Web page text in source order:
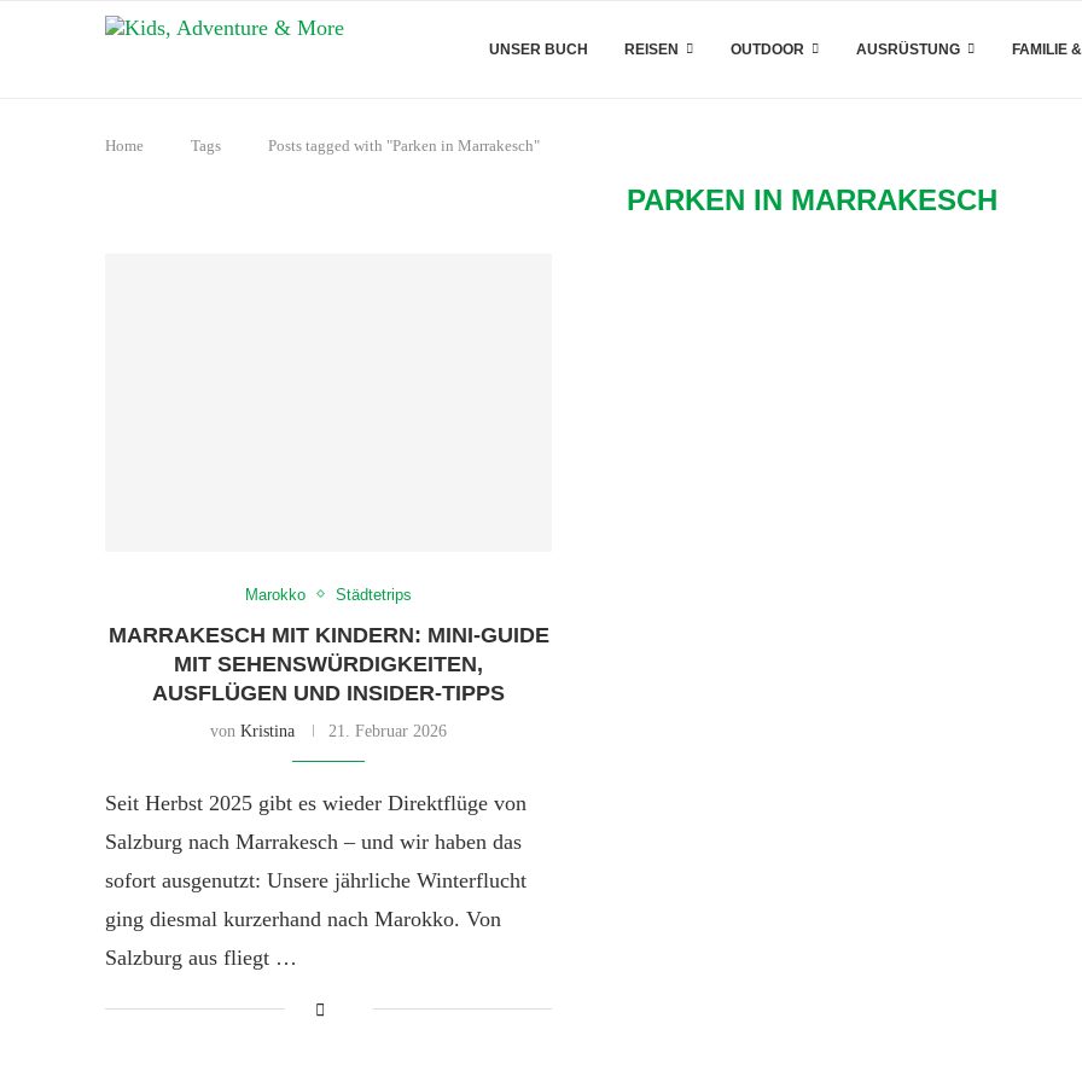
UNSER BUCH REISEN OUTDOOR AUSRÜSTUNG FAMILIE
Home Tags Posts tagged with "Parken in Marrakesch"
PARKEN IN MARRAKESCH
Marokko Städtetrips
MARRAKESCH MIT KINDERN: MINI-GUIDE
MIT SEHENSWÜRDIGKEITEN,
AUSFLÜGEN UND INSIDER-TIPPS
von Kristina 21. Februar 2026
Seit Herbst 2025 gibt es wieder Direktflüge von
Salzburg nach Marrakesch – und wir haben das
sofort ausgenutzt: Unsere jährliche Winterflucht
ging diesmal kurzerhand nach Marokko. Von
Salzburg aus fliegt …